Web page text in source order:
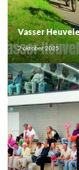
2 oktober 2025